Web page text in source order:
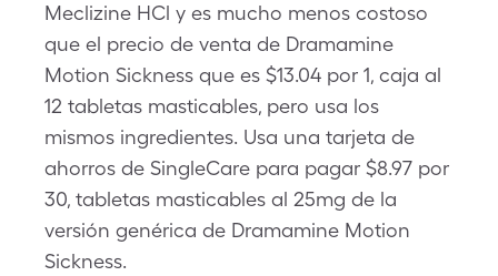
Meclizine HCl y es mucho menos costoso
que el precio de venta de Dramamine
Motion Sickness que es $13.04 por 1, caja al
12 tabletas masticables, pero usa los
mismos ingredientes. Usa una tarjeta de
ahorros de SingleCare para pagar $8.97 por
30, tabletas masticables al 25mg de la
versión genérica de Dramamine Motion
Sickness.